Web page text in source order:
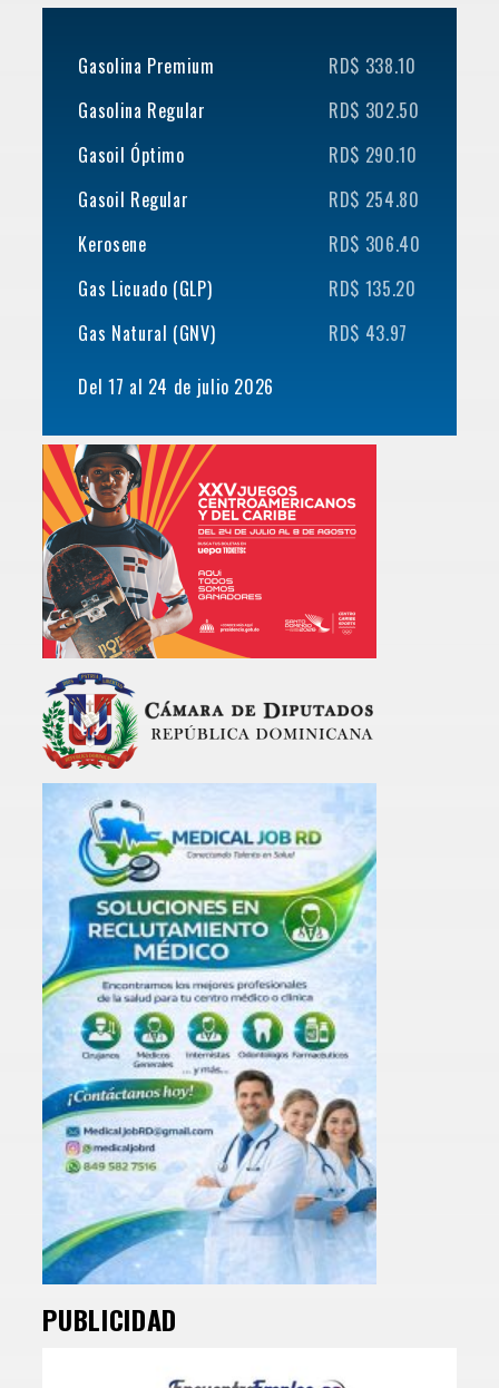
Gasolina Premium
Gasolina Regular
Gasoil Óptimo
Gasoil Regular
Kerosene
Gas Licuado (GLP)
Gas Natural (GNV)
RD$ 338.10
RD$ 302.50
RD$ 290.10
RD$ 254.80
RD$ 306.40
RD$ 135.20
RD$ 43.97
Del 17 al 24 de julio 2026
PUBLICIDAD